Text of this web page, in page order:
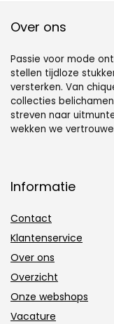
Over ons
Passie voor mode
stellen tijdloze
versterken. Van
collecties
streven naar
wekken we
Informatie
Contact
Klantenservice
Over ons
Overzicht
Onze webshops
Vacature